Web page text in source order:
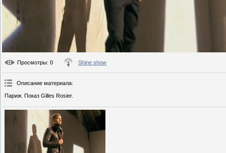
Просмотры: 0 Shine show
Описание материала:
Париж. Показ Gilles Rosier.